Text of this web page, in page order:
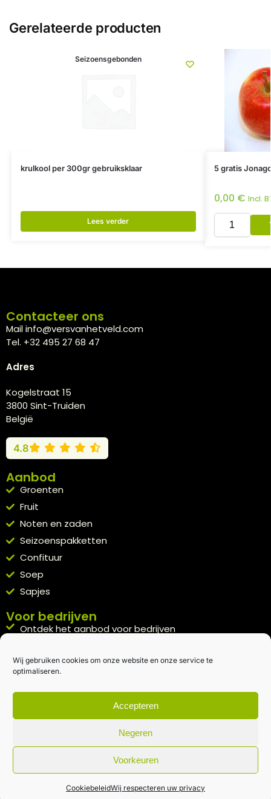
Wij gebruiken cookies om onze website en onze service te
optimaliseren.
Accepteren
Negeren
Voorkeuren
CookiebeleidWij respecteren uw privacy
Gerelateerde producten
Seizoensgebonden
krulkool per 300gr gebruiksklaar
Lees verder
5 gratis
0,00 € Incl.
Contacteer ons
Mail info@versvanhetveld.com
Tel. +32 495 27 68 47
Adres
Kogelstraat 15
3800 Sint-Truiden
België
4.8
Aanbod
Groenten
Fruit
Noten en zaden
Seizoenspakketten
Confituur
Soep
Sapjes
Voor bedrijven
Ontdek het aanbod voor bedrijven
Kennismakingspakket aanvragen
Blijft op de hoogte
Rechtstreeks van het veld naar je inbox.
Inschrijven nieuwsbrief
Algemene voorwaarden|Privacybeleid| gemaakt met door
creativitijd